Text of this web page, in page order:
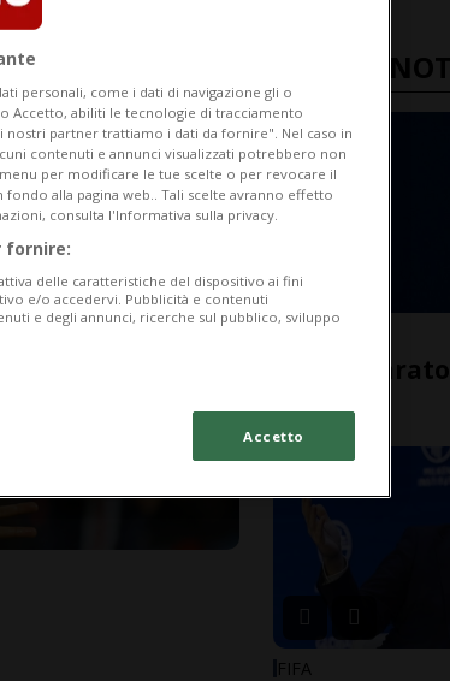
ULTIME
TENNIS
Solita
FIFA
personali, come i dati di navigazione gli o
Accetto, abiliti le tecnologie di tracciamento
partner trattiamo i dati da fornire". Nel caso in
contenuti e annunci visualizzati potrebbero non
per modificare le tue scelte o per revocare il
alla pagina web.. Tali scelte avranno effetto
consulta l'Informativa sulla privacy.
fornire:
delle caratteristiche del dispositivo ai fini
e/o accedervi. Pubblicità e contenuti
e degli annunci, ricerche sul pubblico, sviluppo
Accetto